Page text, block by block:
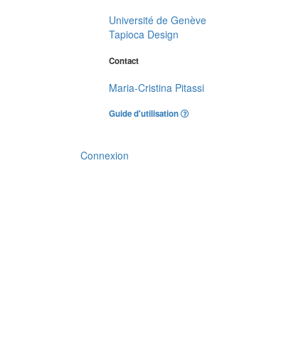
Université de Genève
Tapioca Design
Contact
Maria-Cristina Pitassi
Guide d'utilisation
Connexion